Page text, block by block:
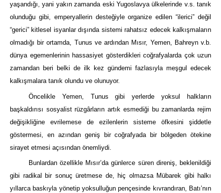
yaşandığı, yani yakın zamanda eski Yugoslavya ülkelerinde v.s. tanık
olunduğu gibi, emperyallerin desteğiyle organize edilen “ilerici” değil
“gerici” kitlesel isyanlar dışında sistemi rahatsız edecek kalkışmaların
olmadığı bir ortamda, Tunus ve ardından Mısır, Yemen, Bahreyn v.b.
dünya egemenlerinin hassasiyet gösterdikleri coğrafyalarda çok uzun
zamandan beri belki de ilk kez gündemi fazlasıyla meşgul edecek
kalkışmalara tanık olundu ve olunuyor.
Öncelikle Yemen, Tunus gibi yerlerde yoksul halkların
başkaldırısı sosyalist rüzgârların artık esmediği bu zamanlarda rejim
değişikliğine evrilemese de ezilenlerin sisteme öfkesini şiddetle
göstermesi, en azından geniş bir coğrafyada bir bölgeden ötekine
sirayet etmesi açısından önemliydi.
Bunlardan özellikle Mısır’da günlerce süren direniş, beklenildiği
gibi radikal bir sonuç üretmese de, hiç olmazsa Mübarek gibi halkı
yıllarca baskıyla yönetip yoksulluğun pençesinde kıvrandıran, Batı’nın